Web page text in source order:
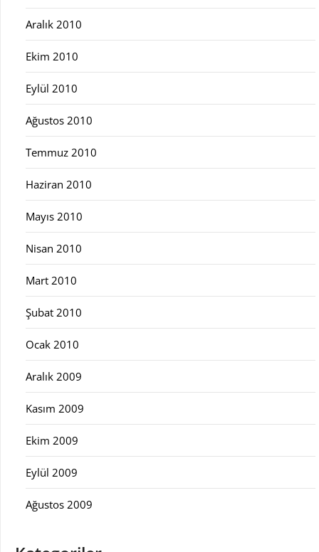
Aralık 2010
Ekim 2010
Eylül 2010
Ağustos 2010
Temmuz 2010
Haziran 2010
Mayıs 2010
Nisan 2010
Mart 2010
Şubat 2010
Ocak 2010
Aralık 2009
Kasım 2009
Ekim 2009
Eylül 2009
Ağustos 2009